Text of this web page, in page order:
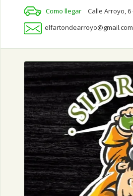
Como llegar
Calle Arroyo,
elfartondearroyo@gmail.com